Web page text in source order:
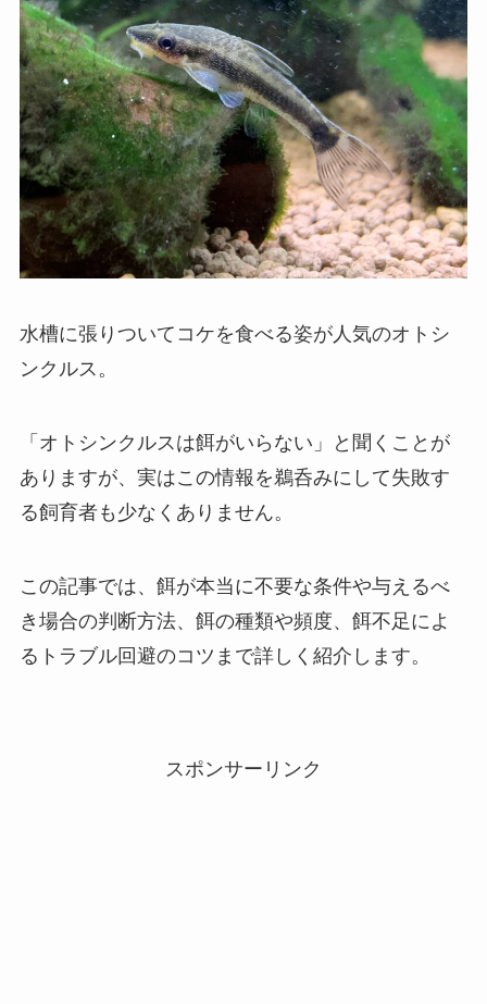
水槽に張りついてコケを食べる姿が人気のオトシ
ンクルス。
「オトシンクルスは餌がいらない」と聞くことが
ありますが、実はこの情報を鵜呑みにして失敗す
る飼育者も少なくありません。
この記事では、餌が本当に不要な条件や与えるべ
き場合の判断方法、餌の種類や頻度、餌不足によ
るトラブル回避のコツまで詳しく紹介します。
スポンサーリンク